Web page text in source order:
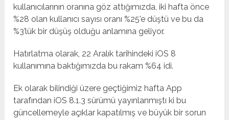
kullanıcılarının oranına göz attığımızda, iki hafta önce
%28 olan kullanıcı sayısı oranı %25’e düştü ve bu da
%3’lük bir düşüş olduğu anlamına geliyor.
Hatırlatma olarak, 22 Aralık tarihindeki iOS 8
kullanımına baktığımızda bu rakam %64 idi.
Ek olarak bilindiği üzere geçtiğimiz hafta App
tarafından iOS 8.1.3 sürümü yayınlanmıştı ki bu
güncellemeyle açıklar kapatılmış ve büyük bir sorun